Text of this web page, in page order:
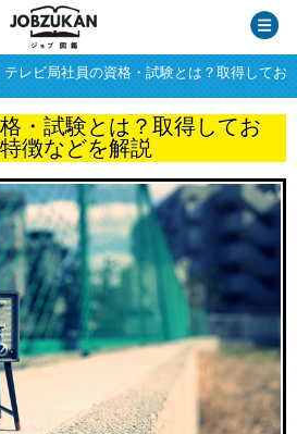
テレビ局社員の資格・試験とは？取得してお
・試験とは？取得してお
徴などを解説